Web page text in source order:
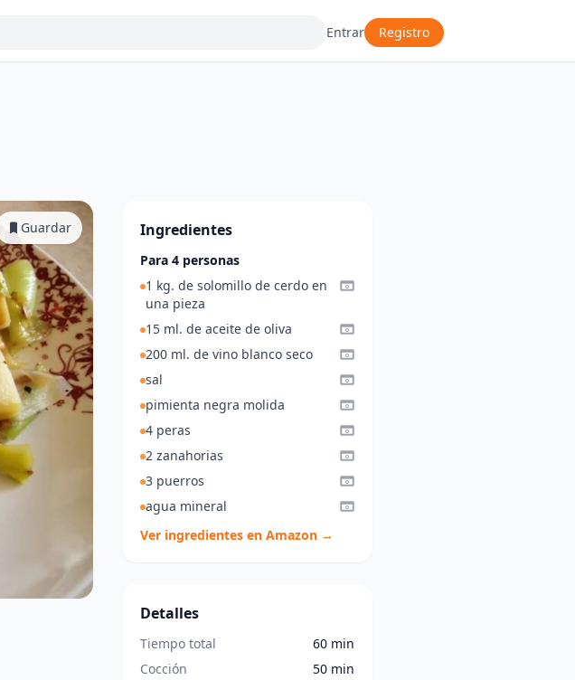
Entrar Registro
Guardar Ingredientes
Para 4 personas
1 kg. de solomillo de cerdo en
una pieza
15 ml. de aceite de oliva
200 ml. de vino blanco seco
sal
pimienta negra molida
4 peras
2 zanahorias
3 puerros
agua mineral
Ver ingredientes en Amazon →
Detalles
Tiempo total
60 min
Cocción
50 min